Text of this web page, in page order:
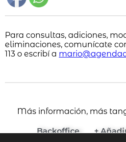
Para consultas, adiciones,
eliminaciones, comunícate
113 o escribí a
Más información, más
Backoffice +